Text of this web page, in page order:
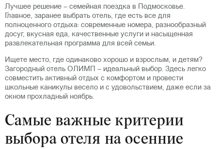
Лучшее решение – семейная поездка в Подмосковье.
Главное, заранее выбрать отель, где есть все для
полноценного отдыха: современные номера, разнообразный
досуг, вкусная еда, качественные услуги и насыщенная
развлекательная программа для всей семьи.
Ищете место, где одинаково хорошо и взрослым, и детям?
Загородный отель ОЛИМП – идеальный выбор. Здесь легко
совместить активный отдых с комфортом и провести
школьные каникулы весело и с удовольствием, даже если за
окном прохладный ноябрь.
Самые важные критерии
выбора отеля на осенние